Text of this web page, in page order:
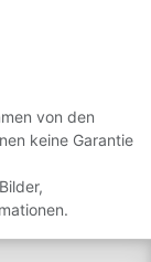
von den
keine Garantie